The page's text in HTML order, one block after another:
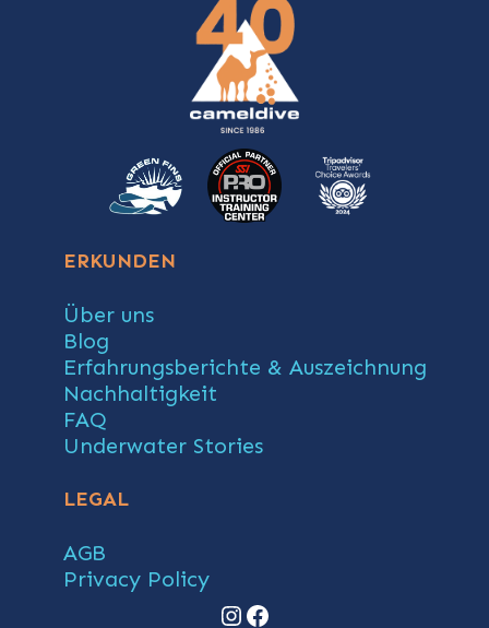
ERKUNDEN
Über uns
Blog
Erfahrungsberichte & Auszeichnung
Nachhaltigkeit
FAQ
Underwater Stories
LEGAL
AGB
Privacy Policy
Instagram
Facebook